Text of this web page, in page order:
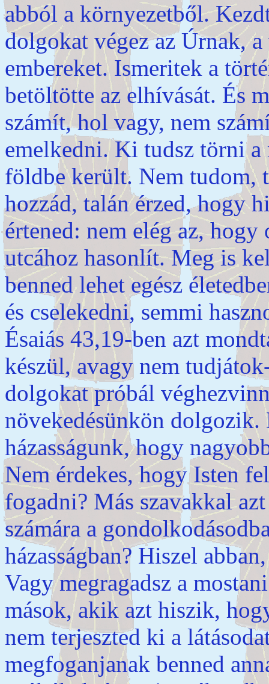
abból a környezetből.
dolgokat végez az Úrnak,
embereket. Ismeritek a
betöltötte az elhívását. És
számít, hol vagy, nem
emelkedni. Ki tudsz törni
földbe került. Nem tudom,
hozzád, talán érzed, hogy
értened: nem elég az,
utcához hasonlít. Meg is
benned lehet egész
és cselekedni, semmi
Ésaiás 43,19-ben azt
készül, avagy nem
dolgokat próbál
növekedésünkön
házasságunk, hogy
Nem érdekes, hogy Isten
fogadni? Más szavakkal
számára a
házasságban? Hiszel
Vagy megragadsz a
mások, akik azt hiszik,
nem terjeszted ki a
megfoganjanak benned